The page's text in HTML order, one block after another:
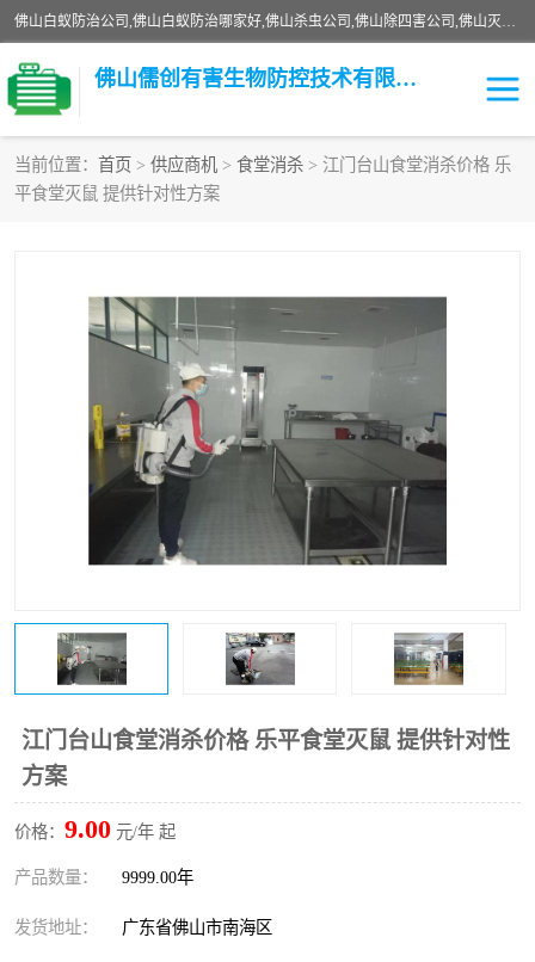
佛山白蚁防治公司,佛山白蚁防治哪家好,佛山杀虫公司,佛山除四害公司,佛山灭白蚁公司,佛山白蚁防治佛山儒创有害生物防治有限公司是一家佛山杀虫公司、佛山除四害公司、佛山灭白蚁公司、佛山白蚁防治公司，让您远离虫害困扰。要问佛山白蚁防治哪家好？佛山儒创有害生物防治有限公司全佛山、广州，正规公司，上门勘查，可靠，售后有保障。
佛山儒创有害生物防控技术有限公司
当前位置： 首页 > 供应商机 > 食堂消杀 > 江门台山食堂消杀价格 乐
平食堂灭鼠 提供针对性方案
江门台山食堂消杀价格 乐平食堂灭鼠 提供针对性
方案
价格： 9.00 元/年 起
产品数量： 9999.00年
发货地址： 广东省佛山市南海区
白蚁消杀
除四害
园区消杀
害虫防治